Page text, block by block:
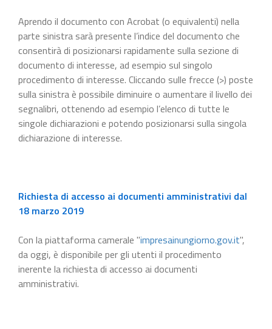
Aprendo il documento con Acrobat (o equivalenti) nella
parte sinistra sarà presente l’indice del documento che
consentirà di posizionarsi rapidamente sulla sezione di
documento di interesse, ad esempio sul singolo
procedimento di interesse. Cliccando sulle frecce (>) poste
sulla sinistra è possibile diminuire o aumentare il livello dei
segnalibri, ottenendo ad esempio l’elenco di tutte le
singole dichiarazioni e potendo posizionarsi sulla singola
dichiarazione di interesse.
Richiesta di accesso ai documenti amministrativi dal
18 marzo 2019
Con la piattaforma camerale "impresainungiorno.gov.it",
da oggi, è disponibile per gli utenti il procedimento
inerente la richiesta di accesso ai documenti
amministrativi.